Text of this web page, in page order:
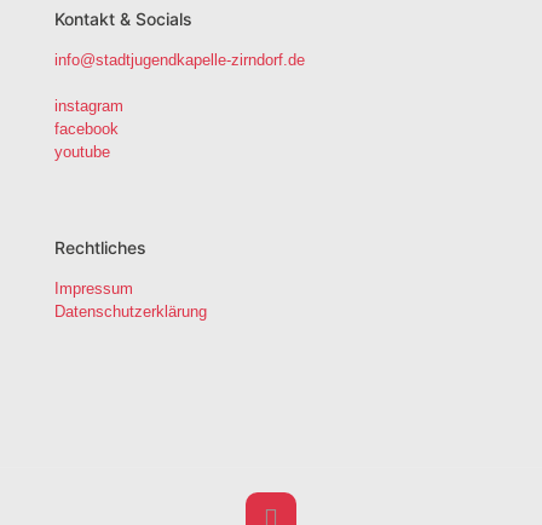
Kontakt & Socials
info@stadtjugendkapelle-zirndorf.de
instagram
facebook
youtube
Rechtliches
Impressum
Datenschutzerklärung